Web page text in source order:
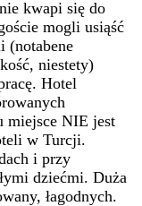
kwapi się do
mogli usiąść
(notabene
niestety)
Hotel
miejsce NIE jest
w Turcji.
i przy
dziećmi. Duża
łagodnych.